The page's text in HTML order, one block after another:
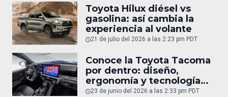
Toyota Hilux diésel vs
gasolina: así cambia la
experiencia al volante
21 de julio del 2026 a las 2:23 pm PDT
Conoce la Toyota Tacoma
por dentro: diseño,
ergonomía y tecnología
del interior
23 de junio del 2026 a las 2:33 pm PDT